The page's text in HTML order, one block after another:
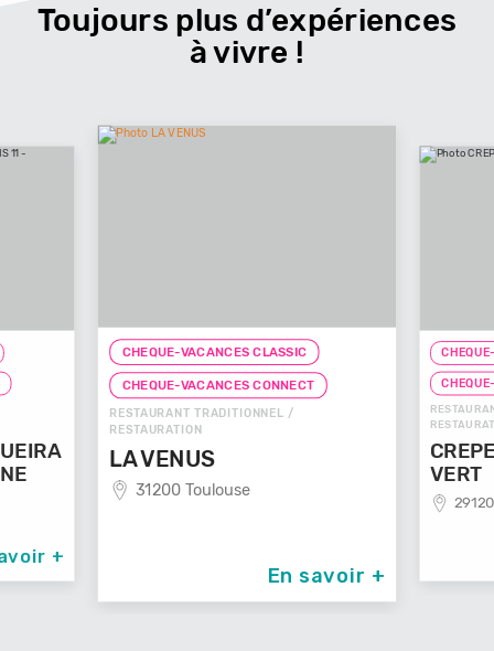
Toujours plus d’expériences
à vivre !
+
CHEQUE-VACANCES CLASSIC
CHEQUE-VACANCES CONNECT
RESTAURANT TRADITIONNEL /
RESTAURATION
LA VENUS
31200 Toulouse
En savoir +
VERT